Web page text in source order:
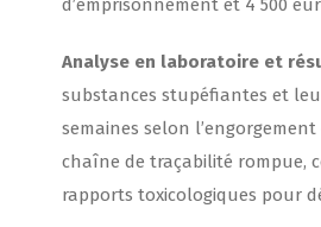
d’emprisonnement et 4 500
Analyse en laboratoire et
substances stupéfiantes et
semaines selon
chaîne de traçabilité rompue,
rapports toxicologiques pour